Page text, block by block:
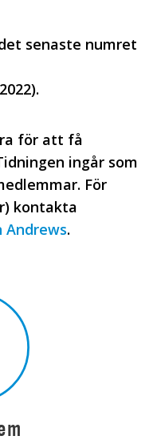
senaste numret
för att få
ingår som
För
kontakta
Andrews.